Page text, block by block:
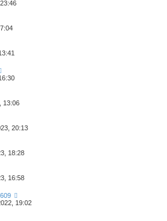
13:06
20:13
18:28
16:58
19:02